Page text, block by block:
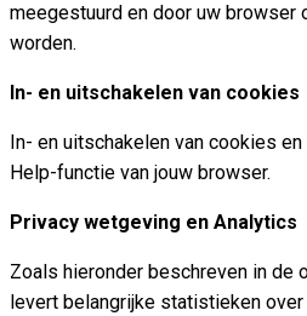
meegestuurd en door uw browser
worden.
In- en uitschakelen van cookies
In- en uitschakelen van cookies
Help-functie van jouw browser.
Privacy wetgeving en Analytics
Zoals hieronder beschreven in de
levert belangrijke statistieken